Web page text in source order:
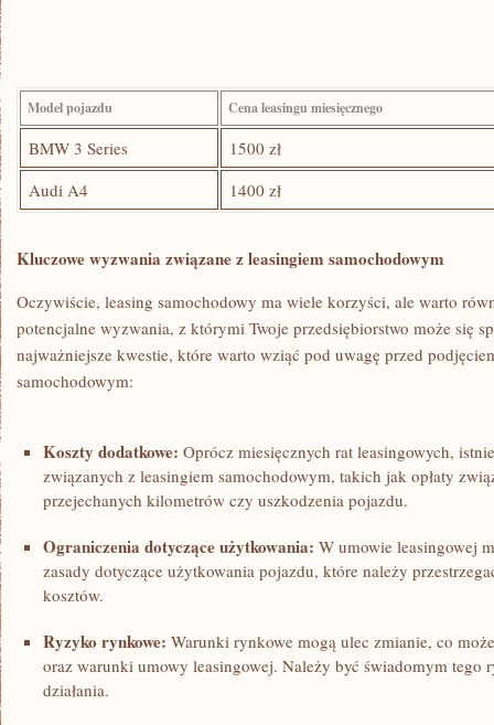
Model pojazdu Cena leasingu miesięcznego
BMW 3 Series
1500‍ zł
Audi A4
1400 zł
Kluczowe wyzwania związane z leasingiem​ samochodowym
Oczywiście, leasing samochodowy ⁤ma wiele korzyści, ale warto
potencjalne wyzwania,⁤ z którymi Twoje przedsiębiorstwo może się
najważniejsze ‌kwestie, ⁤które warto wziąć ⁤pod uwagę przed
samochodowym:
Koszty dodatkowe: Oprócz ⁤miesięcznych rat leasingowych,
związanych ⁤z leasingiem samochodowym, takich jak opłaty
przejechanych kilometrów czy uszkodzenia pojazdu.
Ograniczenia dotyczące ⁢użytkowania: W umowie leasingowej
zasady dotyczące ⁤użytkowania pojazdu, które należy
kosztów.
Ryzyko rynkowe: Warunki rynkowe mogą ulec zmianie, co
oraz warunki umowy leasingowej. Należy być⁣ świadomym tego
działania.